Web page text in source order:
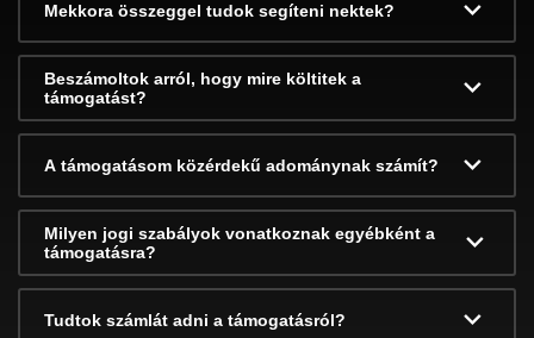
Mekkora összeggel tudok segíteni nektek?
Beszámoltok arról, hogy mire költitek a
támogatást?
A támogatásom közérdekű adománynak számít?
Milyen jogi szabályok vonatkoznak egyébként a
támogatásra?
Tudtok számlát adni a támogatásról?